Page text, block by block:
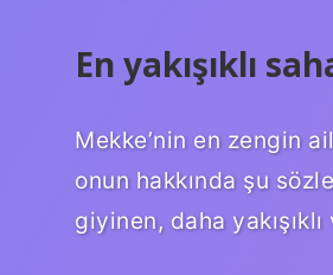
En yakışıklı
Mekke’nin en zengin
onun hakkında şu
giyinen, daha